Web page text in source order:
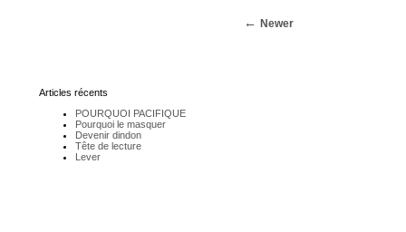
Newer
Articles récents
POURQUOI PACIFIQUE
Pourquoi le masquer
Devenir dindon
Tête de lecture
Lever